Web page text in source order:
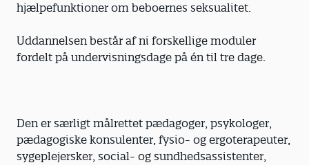
hjælpefunktioner om beboernes seksualitet.
Uddannelsen består af ni forskellige moduler
fordelt på undervisningsdage på én til tre dage.
Den er særligt målrettet pædagoger, psyko­loger,
pædagogiske konsulenter, fysio- og ergo­terapeuter,
sygeplejersker, social- og sundheds­assistenter,